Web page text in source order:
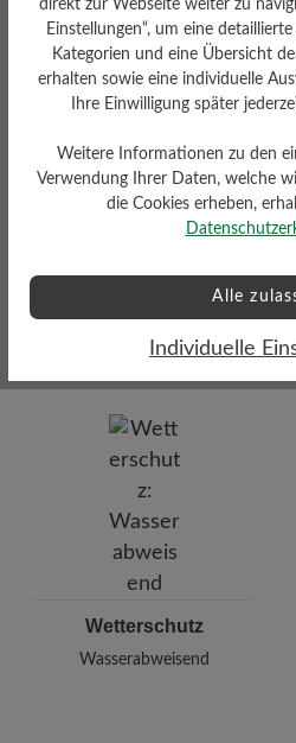
Wetterschutz
Wasserabweisend
direkt zur Webseite weiter zu
Einstellungen“, um eine
Kategorien und eine Übersicht
erhalten sowie eine individuelle
Ihre Einwilligung später
Weitere Informationen zu den
Verwendung Ihrer Daten, welche
die Cookies erheben,
Alle
Individuelle